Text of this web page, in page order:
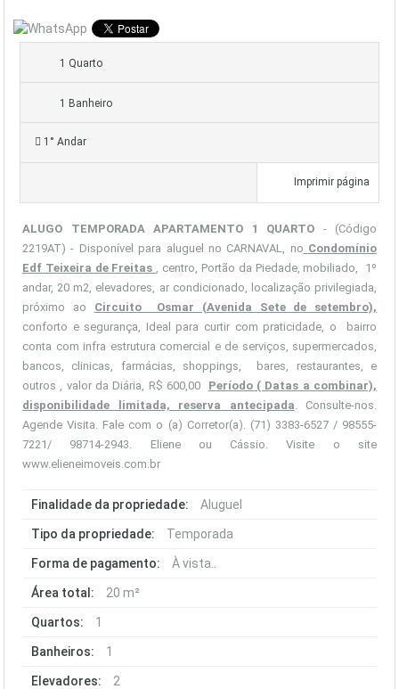
1 Quarto
1 Banheiro
1° Andar
Imprimir página
ALUGO TEMPORADA APARTAMENTO 1 QUARTO - (Código
2219AT) - Disponível para aluguel no CARNAVAL, no Condomínio
Edf Teixeira de Freitas
, centro, Portão da Piedade, mobiliado, 1º
andar, 20 m2, elevadores, ar condicionado, localização privilegiada,
próximo ao Circuito Osmar (Avenida Sete de setembro),
conforto e segurança, Ideal para curtir com praticidade, o bairro
conta com infra estrutura comercial e de serviços, supermercados,
bancos, clinicas, farmácias, shoppings, bares, restaurantes, e
outros , valor da Diária, R$ 600,00 Período ( Datas a combinar),
disponibilidade limitada, reserva antecipada . Consulte-nos.
Agende Visita. Fale com o (a) Corretor(a). (71) 3383-6527 / 98555-
7221/ 98714-2943. Eliene ou Cássio. Visite o site
www.elieneimoveis.com.br
Finalidade da propriedade: Aluguel
Tipo da propriedade: Temporada
Forma de pagamento: À vista..
Área total: 20 m²
Quartos: 1
Banheiros: 1
Elevadores: 2